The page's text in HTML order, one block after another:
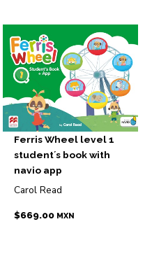
Ferris Wheel level 1
student´s book with
navio app
Carol Read
$669.00 MXN